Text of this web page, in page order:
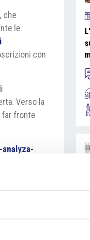
, che
le
con
Verso la
far fronte